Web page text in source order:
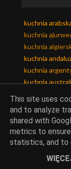
kuchnia
kuchnia
kuchnia
kuchnia
kuchnia
kuchnia
kuchnia
kuchnia
kuchnia
kuchnia
kuchnia
This site uses
and to analyze
shared with
metrics to
statistics, and to